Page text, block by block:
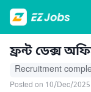
ফ্রন্ট ডেক্স
Recruitment
Posted on 10/Dec/